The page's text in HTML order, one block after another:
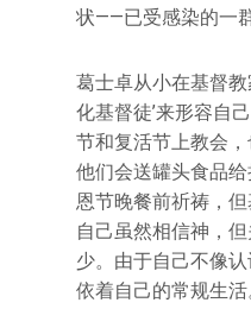
状——已受感染的一
葛士卓从小在基督
化基督徒’来形容自
节和复活节上教会，
他们会送罐头食品
恩节晚餐前祈祷，
自己虽然相信神，
少。由于自己不像
依着自己的常规生活